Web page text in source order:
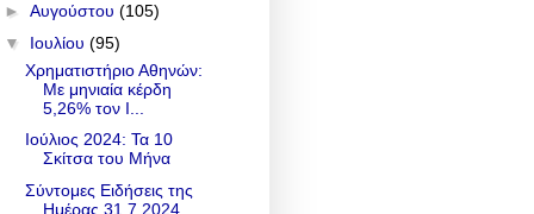
► Αυγούστου (105)
▼ Ιουλίου (95)
Χρηματιστήριο Αθηνών:
Με μηνιαία κέρδη
5,26% τον Ι...
Ιούλιος 2024: Τα 10
Σκίτσα του Μήνα
Σύντομες Ειδήσεις της
Ημέρας 31.7.2024